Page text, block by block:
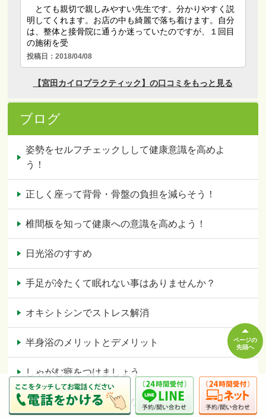
ブログ
姿勢をセルフチェックしして健康意識を高めよ
う！
正しく座って背骨・骨盤の負担を減らそう！
椎間板を知って健康への意識を高めよう！
日光浴のすすめ
手足が冷たくて眠れない事はありませんか？
オキシトシンでストレス解消
半身浴のメリットとデメリット
しゃがむ癖をつけましょう
あなたの身体疲れやすくないですか？？
ページの
先頭へ